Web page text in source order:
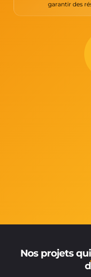
garantir des
Nos projets qui